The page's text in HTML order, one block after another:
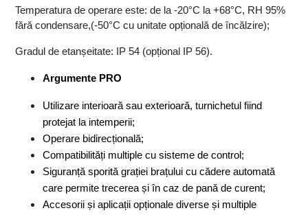
Temperatura de operare este: de la -20°C la +68°C, RH 95%
fără condensare,(-50°C cu unitate opțională de încălzire);
Gradul de etanșeitate: IP 54 (opțional IP 56).
Argumente PRO
Utilizare interioară sau exterioară, turnichetul fiind
protejat la intemperii;
Operare bidirecțională;
Compatibilități multiple cu sisteme de control;
Siguranță sporită grației brațului cu cădere automată
care permite trecerea și în caz de pană de curent;
Accesorii și aplicații opționale diverse și multiple